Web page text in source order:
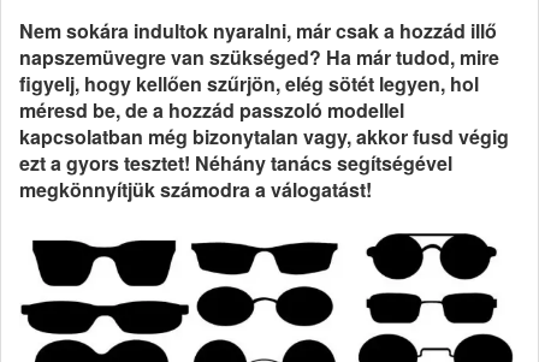
Nem sokára indultok nyaralni, már csak a hozzád illő
napszemüvegre van szükséged? Ha már tudod, mire
figyelj, hogy kellően szűrjön, elég sötét legyen, hol
méresd be, de a hozzád passzoló modellel
kapcsolatban még bizonytalan vagy, akkor fusd végig
ezt a gyors tesztet! Néhány tanács segítségével
megkönnyítjük számodra a válogatást!